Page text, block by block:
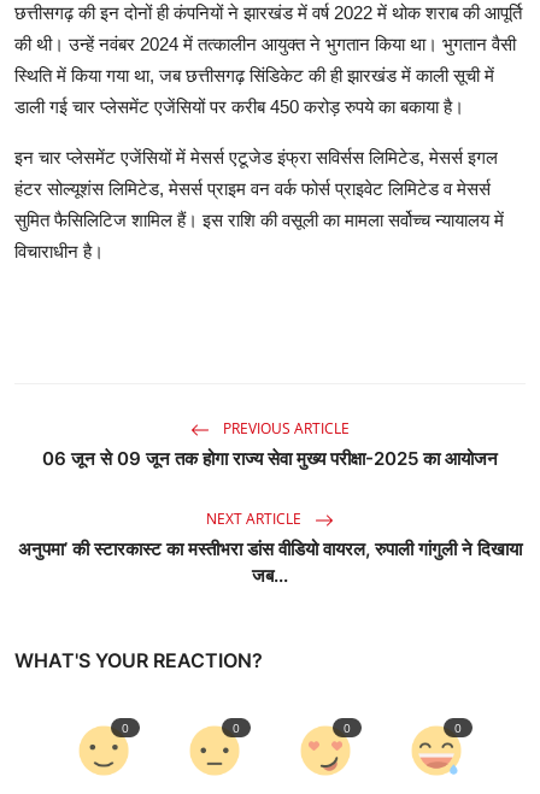
छत्तीसगढ़ की इन दोनों ही कंपनियों ने झारखंड में वर्ष 2022 में थोक शराब की आपूर्ति
की थी। उन्हें नवंबर 2024 में तत्कालीन आयुक्त ने भुगतान किया था। भुगतान वैसी
स्थिति में किया गया था, जब छत्तीसगढ़ सिंडिकेट की ही झारखंड में काली सूची में
डाली गई चार प्लेसमेंट एजेंसियों पर करीब 450 करोड़ रुपये का बकाया है।
इन चार प्लेसमेंट एजेंसियों में मेसर्स एटूजेड इंफ्रा सविर्सस लिमिटेड, मेसर्स इगल
हंटर सोल्यूशंस लिमिटेड, मेसर्स प्राइम वन वर्क फोर्स प्राइवेट लिमिटेड व मेसर्स
सुमित फैसिलिटिज शामिल हैं। इस राशि की वसूली का मामला सर्वोच्च न्यायालय में
विचाराधीन है।
PREVIOUS ARTICLE
06 जून से 09 जून तक होगा राज्य सेवा मुख्य परीक्षा-2025 का आयोजन
NEXT ARTICLE
अनुपमा’ की स्टारकास्ट का मस्तीभरा डांस वीडियो वायरल, रुपाली गांगुली ने दिखाया
जब...
WHAT'S YOUR REACTION?
0 0 0 0